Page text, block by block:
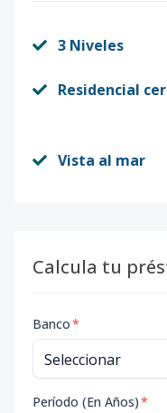
3 Niveles
Residencial
Vista al mar
Calcula tu
Banco*
Período (En Años)*